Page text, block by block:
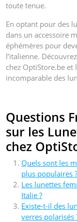
toute tenue.
En optant pour des
dans un accessoire
éphémères pour
l’italienne.
chez OptiStore.be et
incomparable des
Questions
sur les
chez
Quels sont les
plus populaires ?
Les lunettes
Italie ?
Existe-t-il des
verres polarisés